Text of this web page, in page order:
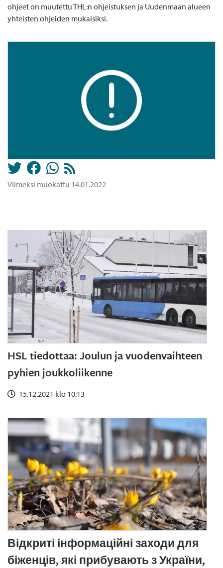
ohjeet on muutettu THL:n ohjeistuksen ja Uudenmaan alueen
yhteisten ohjeiden mukaisiksi.
Viimeksi muokattu 14.01.2022
HSL tiedottaa: Joulun ja vuodenvaihteen
pyhien joukkoliikenne
15.12.2021 klo 10:13
Відкриті інформаційні заходи для
біженців, які прибувають з України,